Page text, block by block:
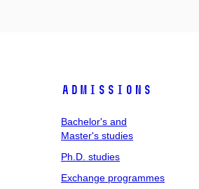
Admissions
Bachelor's and
Master's studies
Ph.D. studies
Exchange programmes